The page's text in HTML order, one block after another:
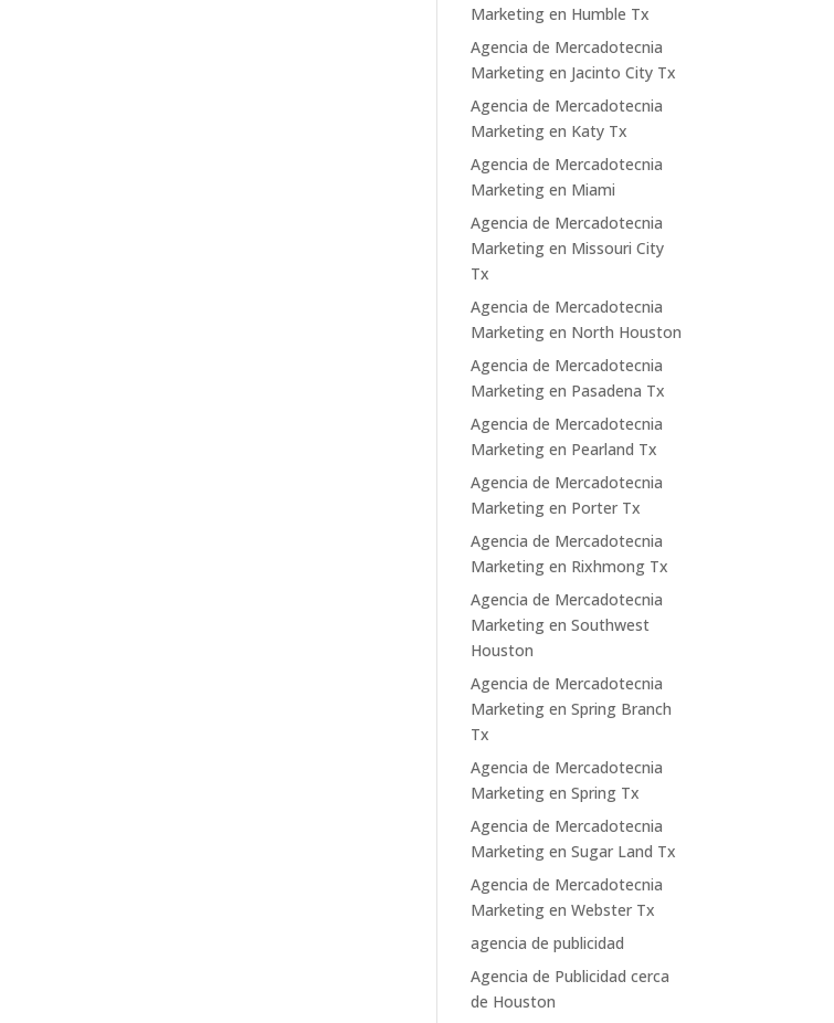
Marketing en Humble Tx
Agencia de Mercadotecnia
Marketing en Jacinto City Tx
Agencia de Mercadotecnia
Marketing en Katy Tx
Agencia de Mercadotecnia
Marketing en Miami
Agencia de Mercadotecnia
Marketing en Missouri City
Tx
Agencia de Mercadotecnia
Marketing en North Houston
Agencia de Mercadotecnia
Marketing en Pasadena Tx
Agencia de Mercadotecnia
Marketing en Pearland Tx
Agencia de Mercadotecnia
Marketing en Porter Tx
Agencia de Mercadotecnia
Marketing en Rixhmong Tx
Agencia de Mercadotecnia
Marketing en Southwest
Houston
Agencia de Mercadotecnia
Marketing en Spring Branch
Tx
Agencia de Mercadotecnia
Marketing en Spring Tx
Agencia de Mercadotecnia
Marketing en Sugar Land Tx
Agencia de Mercadotecnia
Marketing en Webster Tx
agencia de publicidad
Agencia de Publicidad cerca
de Houston